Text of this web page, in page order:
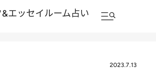
エッセイルーム占い
2023.7.13